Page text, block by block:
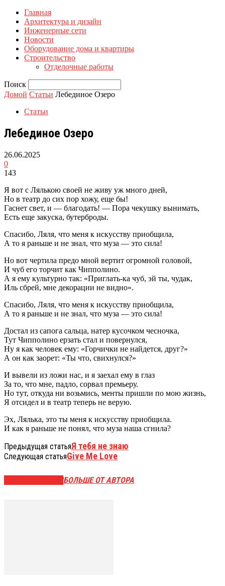
Главная
Архитектура и дизайн
Инженерные сети
Новости
Оборудование дома и квартиры
Строительство
Отделочные работы
Поиск
Домой Статьи Лебединое Озеро
Статьи
Лебединое Озеро
26.06.2025
0
143
Я вот с Лялькою своей не живу уж много дней,
Но в театр до сих пор хожу, еще бы!
Гаснет свет, и — благодать! — Пора чекушку вынимать,
Есть еще закуска, бутерброды.
Спасибо, Ляля, что меня к искусству приобщила,
А то я раньше и не знал, что муза — это сила!
Но вот чертила предо мной вертит огромной головой,
И чуб его торчит как Чипполино.
А я ему культурно так: «Приглать-ка чуб, эй ты, чудак,
Иль сбрей, мне декорации не видно».
Спасибо, Ляля, что меня к искусству приобщила,
А то я раньше и не знал, что муза — это сила!
Достал из сапога сальца, натер кусочком чесночка,
Тут Чипполино ерзать стал и повернулся,
Ну я как человек ему: «Горчички не найдется, друг?»
А он как заорет: «Ты что, свихнулся?»
И вывели из ложи нас, и я заехал ему в глаз
За то, что мне, падло, сорвал премьеру.
Но тут, откуда ни возьмись, менты пришли по мою жизнь,
Я отсидел и в театр теперь не верую.
Эх, Лялька, это ты меня к искусству приобщила.
И как я раньше не понял, что муза наша сгнила?
Предыдущая статьяЯ тебя не знаю
Следующая статьяGive Me Love
БОЛЬШЕ ОТ АВТОРА